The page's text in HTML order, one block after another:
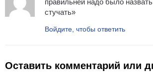
правильней надо было
стучать»
Войдите, чтобы ответить
Оставить комментарий или